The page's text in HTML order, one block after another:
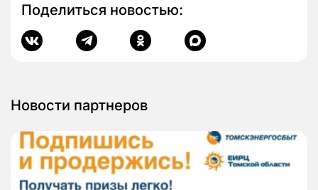
Поделиться новостью:
Новости партнеров